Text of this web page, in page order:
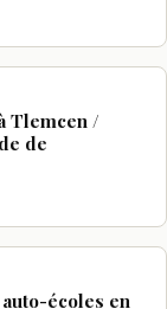
Tlemcen /
de
écoles en